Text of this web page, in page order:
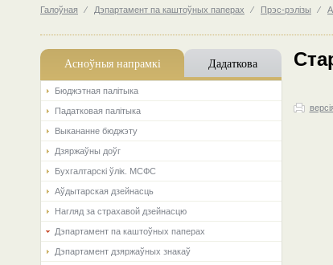
Галоўная ⁄ Дэпартамент па каштоўных паперах ⁄ Прэс-рэлізы ⁄
Асноўныя напрамкi Дадаткова
Бюджэтная палiтыка
Падатковая палітыка
Выкананне бюджэту
Дзяржаўны доўг
Бухгалтарскі ўлік. МСФС
Аўдытарская дзейнасць
Нагляд за страхавой дзейнасцю
Дэпартамент па каштоўных паперах
Дэпартамент дзяржаўных знакаў